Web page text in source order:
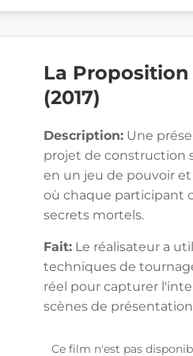
La
(2017)
Description: Une
projet de construction
en un jeu de pouvoir
où chaque participant
secrets mortels.
Fait: Le réalisateur a
techniques de
réel pour capturer
scènes de
Ce film n'est pas